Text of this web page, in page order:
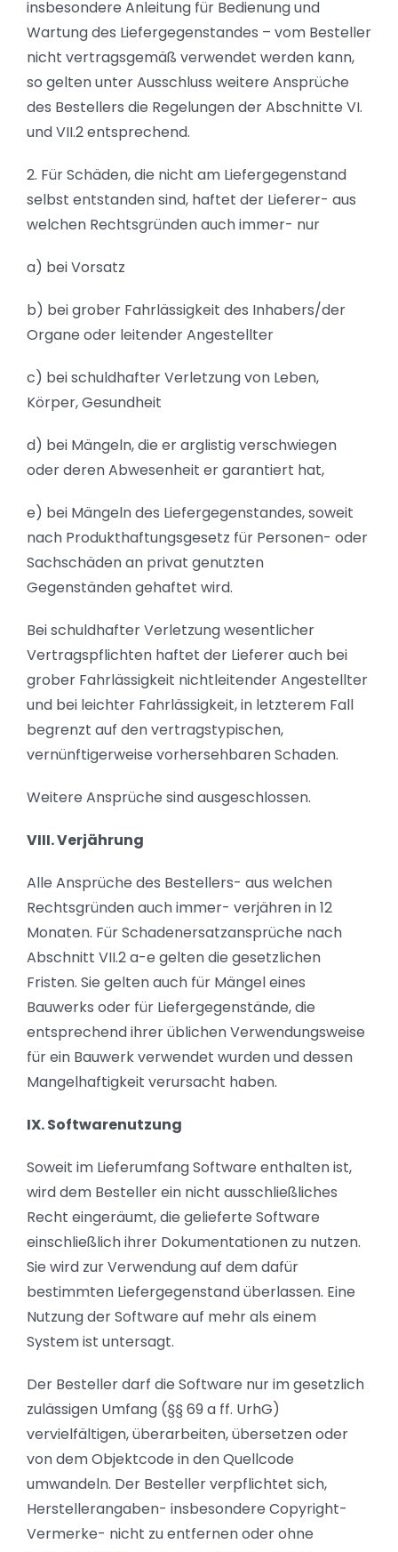
insbesondere Anleitung für Bedienung und
Wartung des Liefergegenstandes – vom Besteller
nicht vertragsgemäß verwendet werden kann,
so gelten unter Ausschluss weitere Ansprüche
des Bestellers die Regelungen der Abschnitte VI.
und VII.2 entsprechend.
2. Für Schäden, die nicht am Liefergegenstand
selbst entstanden sind, haftet der Lieferer- aus
welchen Rechtsgründen auch immer- nur
a) bei Vorsatz
b) bei grober Fahrlässigkeit des Inhabers/der
Organe oder leitender Angestellter
c) bei schuldhafter Verletzung von Leben,
Körper, Gesundheit
d) bei Mängeln, die er arglistig verschwiegen
oder deren Abwesenheit er garantiert hat,
e) bei Mängeln des Liefergegenstandes, soweit
nach Produkthaftungsgesetz für Personen- oder
Sachschäden an privat genutzten
Gegenständen gehaftet wird.
Bei schuldhafter Verletzung wesentlicher
Vertragspflichten haftet der Lieferer auch bei
grober Fahrlässigkeit nichtleitender Angestellter
und bei leichter Fahrlässigkeit, in letzterem Fall
begrenzt auf den vertragstypischen,
vernünftigerweise vorhersehbaren Schaden.
Weitere Ansprüche sind ausgeschlossen.
VIII. Verjährung
Alle Ansprüche des Bestellers- aus welchen
Rechtsgründen auch immer- verjähren in 12
Monaten. Für Schadenersatzansprüche nach
Abschnitt VII.2 a-e gelten die gesetzlichen
Fristen. Sie gelten auch für Mängel eines
Bauwerks oder für Liefergegenstände, die
entsprechend ihrer üblichen Verwendungsweise
für ein Bauwerk verwendet wurden und dessen
Mangelhaftigkeit verursacht haben.
IX. Softwarenutzung
Soweit im Lieferumfang Software enthalten ist,
wird dem Besteller ein nicht ausschließliches
Recht eingeräumt, die gelieferte Software
einschließlich ihrer Dokumentationen zu nutzen.
Sie wird zur Verwendung auf dem dafür
bestimmten Liefergegenstand überlassen. Eine
Nutzung der Software auf mehr als einem
System ist untersagt.
Der Besteller darf die Software nur im gesetzlich
zulässigen Umfang (§§ 69 a ff. UrhG)
vervielfältigen, überarbeiten, übersetzen oder
von dem Objektcode in den Quellcode
umwandeln. Der Besteller verpflichtet sich,
Herstellerangaben- insbesondere Copyright-
Vermerke- nicht zu entfernen oder ohne